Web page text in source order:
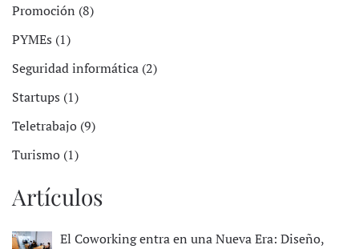
Promoción (8)
PYMEs (1)
Seguridad informática (2)
Startups (1)
Teletrabajo (9)
Turismo (1)
Artículos
El Coworking entra en una Nueva Era: Diseño,